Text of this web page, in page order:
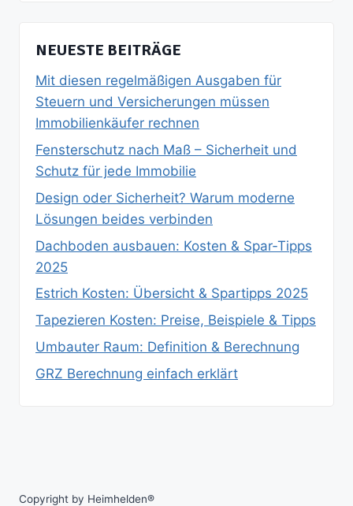
NEUESTE BEITRÄGE
Mit diesen regelmäßigen Ausgaben für
Steuern und Versicherungen müssen
Immobilienkäufer rechnen
Fensterschutz nach Maß – Sicherheit und
Schutz für jede Immobilie
Design oder Sicherheit? Warum moderne
Lösungen beides verbinden
Dachboden ausbauen: Kosten & Spar‑Tipps
2025
Estrich Kosten: Übersicht & Spartipps 2025
Tapezieren Kosten: Preise, Beispiele & Tipps
Umbauter Raum: Definition & Berechnung
GRZ Berechnung einfach erklärt
Copyright by Heimhelden®